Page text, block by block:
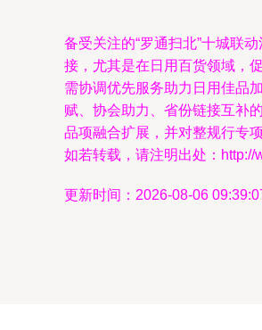
备受关注的“罗通扫北”十城联
接，尤其是在日用百货领域，
需协调优先服务助力日用佳品
赋、协会助力、省份链接互补
品项融合扩展，并对整规行专
如若转载，请注明出处：http://
更新时间：2026-08-06